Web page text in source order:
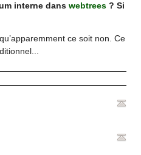
interne danswebtrees ? Si
ce soit non. Ce